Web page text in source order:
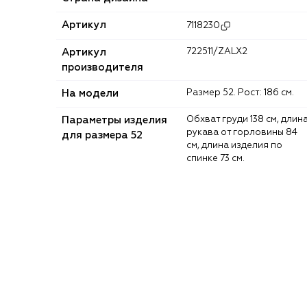
Артикул 7118230
Артикул
производителя
722511/ZALX2
На модели Размер 52. Рост: 186 см.
Параметры изделия
для размера 52
Обхват груди 138 см, длина
рукава от горловины 84
см, длина изделия по
спинке 73 см.